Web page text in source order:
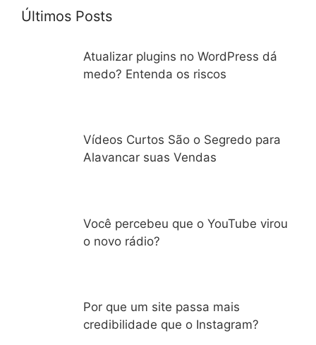
Últimos Posts
Atualizar plugins no WordPress dá
medo? Entenda os riscos
Vídeos Curtos São o Segredo para
Alavancar suas Vendas
Você percebeu que o YouTube virou
o novo rádio?
Por que um site passa mais
credibilidade que o Instagram?